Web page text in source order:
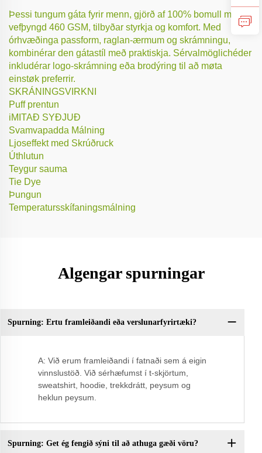
Þessi tungum gáta fyrir menn, gjörð af 100% bomull með
vefþyngd 460 GSM, tilbyðar styrkja og komfort. Med
órhvæðinga passform, raglan-ærmum og skrámningu,
kombinérar den gátastíl með praktiskja. Sérvalmöglichéder
inkludérar logo-skrámning eða brodýring til að møta
einstøk preferrir.
SKRÁNINGSVIRKNI
Puff prentun
iMITAÐ SYÐJUÐ
Svamvapadda Málning
Ljoseffekt med Skrúðruck
Úthlutun
Teygur sauma
Tie Dye
Þungun
Temperatursskífaningsmálning
Algengar spurningar
Spurning: Ertu framleiðandi eða verslunarfyrirtæki?
A: Við erum framleiðandi í fatnaði sem á eigin
vinnslustöð. Við sérhæfumst í t-skjörtum,
sweatshirt, hoodie, trekkdrátt, peysum og
heklun peysum.
Spurning: Get ég fengið sýni til að athuga gæði vöru?